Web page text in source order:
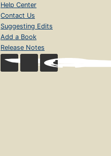
Help Center
Contact Us
Suggesting Edits
Add a Book
Release Notes